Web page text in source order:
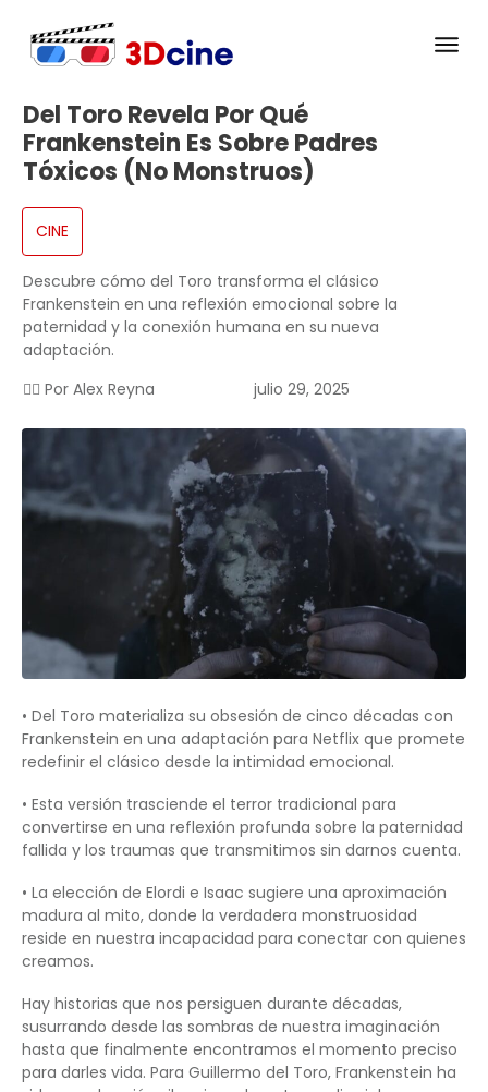
Del Toro Revela Por Qué
Frankenstein Es Sobre Padres
Tóxicos (no Monstruos)
CINE
Descubre cómo del Toro transforma el clásico
Frankenstein en una reflexión emocional sobre la
paternidad y la conexión humana en su nueva
adaptación.
✍🏻 Por Alex Reyna julio 29, 2025
• Del Toro materializa su obsesión de cinco décadas con
Frankenstein en una adaptación para Netflix que promete
redefinir el clásico desde la intimidad emocional.
• Esta versión trasciende el terror tradicional para
convertirse en una reflexión profunda sobre la paternidad
fallida y los traumas que transmitimos sin darnos cuenta.
• La elección de Elordi e Isaac sugiere una aproximación
madura al mito, donde la verdadera monstruosidad
reside en nuestra incapacidad para conectar con quienes
creamos.
Hay historias que nos persiguen durante décadas,
susurrando desde las sombras de nuestra imaginación
hasta que finalmente encontramos el momento preciso
para darles vida. Para Guillermo del Toro, Frankenstein ha